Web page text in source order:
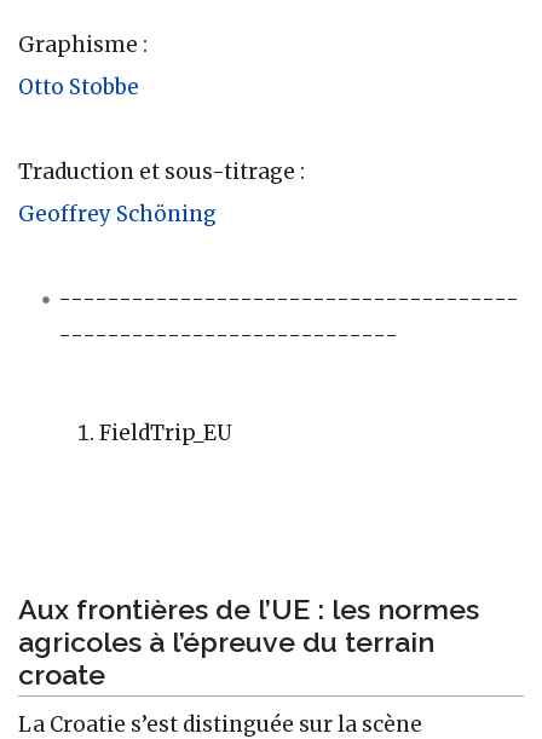
Graphisme :
Otto Stobbe
Traduction et sous-titrage :
Geoffrey Schöning
--------------------------------------
----------------------------
FieldTrip_EU
Aux frontières de l’UE : les normes
agricoles à l’épreuve du terrain
croate
La Croatie s’est distinguée sur la scène